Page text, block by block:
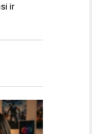
ir